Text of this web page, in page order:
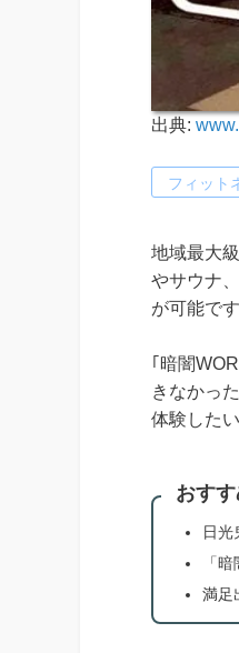
出典:
フィット
地域最大
やサウナ
が可能です
｢暗闇
きなかっ
体験した
おすす
日光
「
満足